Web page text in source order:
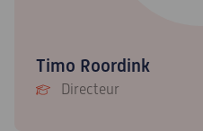
Timo Roordink
Directeur